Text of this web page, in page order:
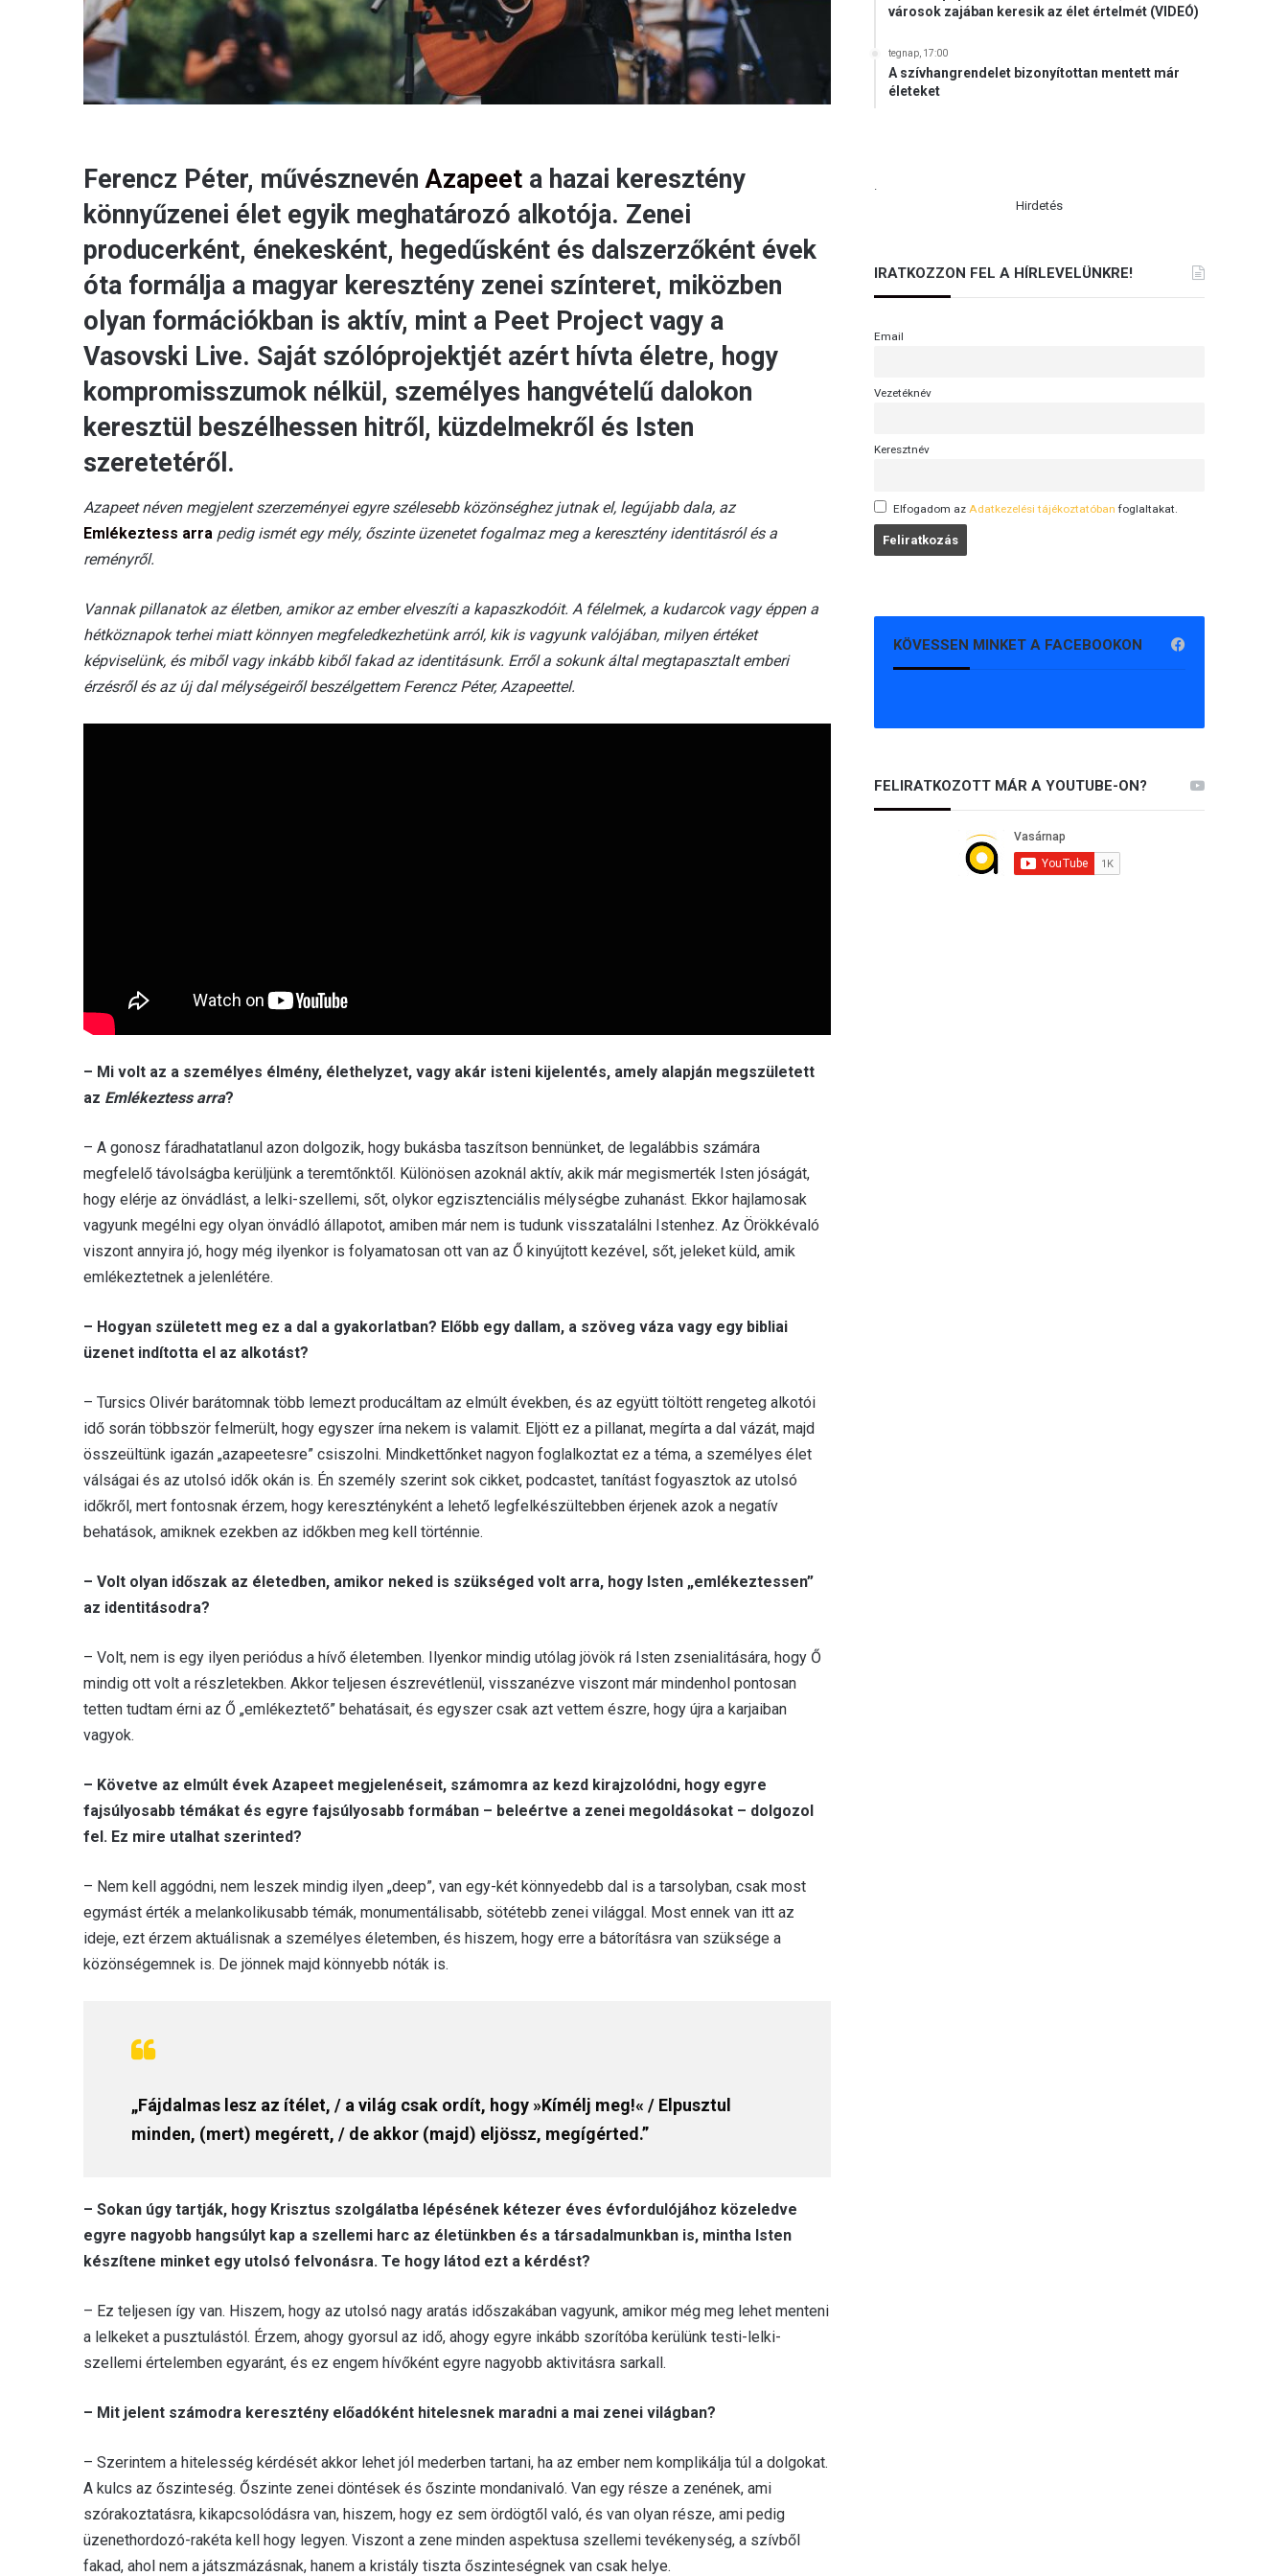
Ferencz Péter, művésznevénAzapeet a hazai keresztény
könnyűzenei élet egyik meghatározó alkotója. Zenei
producerként, énekesként, hegedűsként és dalszerzőként évek
óta formálja a magyar keresztény zenei színteret, miközben
olyan formációkban is aktív, mint a Peet Project vagy a
Vasovski Live. Saját szólóprojektjét azért hívta életre, hogy
kompromisszumok nélkül, személyes hangvételű dalokon
keresztül beszélhessen hitről, küzdelmekről és Isten
szeretetéről.
Azapeet néven megjelent szerzeményei egyre szélesebb közönséghez jutnak el, legújabb dala, az
Emlékeztess arra pedig ismét egy mély, őszinte üzenetet fogalmaz meg a keresztény identitásról és a
reményről.
Vannak pillanatok az életben, amikor az ember elveszíti a kapaszkodóit. A félelmek, a kudarcok vagy éppen a
hétköznapok terhei miatt könnyen megfeledkezhetünk arról, kik is vagyunk valójában, milyen értéket
képviselünk, és miből vagy inkább kiből fakad az identitásunk. Erről a sokunk által megtapasztalt emberi
érzésről és az új dal mélységeiről beszélgettem Ferencz Péter, Azapeettel.
– Mi volt az a személyes élmény, élethelyzet, vagy akár isteni kijelentés, amely alapján megszületett
az Emlékeztess arra?
– A gonosz fáradhatatlanul azon dolgozik, hogy bukásba taszítson bennünket, de legalábbis számára
megfelelő távolságba kerüljünk a teremtőnktől. Különösen azoknál aktív, akik már megismerték Isten jóságát,
hogy elérje az önvádlást, a lelki-szellemi, sőt, olykor egzisztenciális mélységbe zuhanást. Ekkor hajlamosak
vagyunk megélni egy olyan önvádló állapotot, amiben már nem is tudunk visszatalálni Istenhez. Az Örökkévaló
viszont annyira jó, hogy még ilyenkor is folyamatosan ott van az Ő kinyújtott kezével, sőt, jeleket küld, amik
emlékeztetnek a jelenlétére.
– Hogyan született meg ez a dal a gyakorlatban? Előbb egy dallam, a szöveg váza vagy egy bibliai
üzenet indította el az alkotást?
– Tursics Olivér barátomnak több lemezt producáltam az elmúlt években, és az együtt töltött rengeteg alkotói
idő során többször felmerült, hogy egyszer írna nekem is valamit. Eljött ez a pillanat, megírta a dal vázát, majd
összeültünk igazán „azapeetesre” csiszolni. Mindkettőnket nagyon foglalkoztat ez a téma, a személyes élet
válságai és az utolsó idők okán is. Én személy szerint sok cikket, podcastet, tanítást fogyasztok az utolsó
időkről, mert fontosnak érzem, hogy keresztényként a lehető legfelkészültebben érjenek azok a negatív
behatások, amiknek ezekben az időkben meg kell történnie.
– Volt olyan időszak az életedben, amikor neked is szükséged volt arra, hogy Isten „emlékeztessen”
az identitásodra?
– Volt, nem is egy ilyen periódus a hívő életemben. Ilyenkor mindig utólag jövök rá Isten zsenialitására, hogy Ő
mindig ott volt a részletekben. Akkor teljesen észrevétlenül, visszanézve viszont már mindenhol pontosan
tetten tudtam érni az Ő „emlékeztető” behatásait, és egyszer csak azt vettem észre, hogy újra a karjaiban
vagyok.
– Követve az elmúlt évek Azapeet megjelenéseit, számomra az kezd kirajzolódni, hogy egyre
fajsúlyosabb témákat és egyre fajsúlyosabb formában – beleértve a zenei megoldásokat – dolgozol
fel. Ez mire utalhat szerinted?
– Nem kell aggódni, nem leszek mindig ilyen „deep”, van egy-két könnyedebb dal is a tarsolyban, csak most
egymást érték a melankolikusabb témák, monumentálisabb, sötétebb zenei világgal. Most ennek van itt az
ideje, ezt érzem aktuálisnak a személyes életemben, és hiszem, hogy erre a bátorításra van szüksége a
közönségemnek is. De jönnek majd könnyebb nóták is.
„Fájdalmas lesz az ítélet, / a világ csak ordít, hogy »Kímélj meg!« / Elpusztul
minden, (mert) megérett, / de akkor (majd) eljössz, megígérted.”
– Sokan úgy tartják, hogy Krisztus szolgálatba lépésének kétezer éves évfordulójához közeledve
egyre nagyobb hangsúlyt kap a szellemi harc az életünkben és a társadalmunkban is, mintha Isten
készítene minket egy utolsó felvonásra. Te hogy látod ezt a kérdést?
– Ez teljesen így van. Hiszem, hogy az utolsó nagy aratás időszakában vagyunk, amikor még meg lehet menteni
a lelkeket a pusztulástól. Érzem, ahogy gyorsul az idő, ahogy egyre inkább szorítóba kerülünk testi-lelki-
szellemi értelemben egyaránt, és ez engem hívőként egyre nagyobb aktivitásra sarkall.
– Mit jelent számodra keresztény előadóként hitelesnek maradni a mai zenei világban?
– Szerintem a hitelesség kérdését akkor lehet jól mederben tartani, ha az ember nem komplikálja túl a dolgokat.
A kulcs az őszinteség. Őszinte zenei döntések és őszinte mondanivaló. Van egy része a zenének, ami
szórakoztatásra, kikapcsolódásra van, hiszem, hogy ez sem ördögtől való, és van olyan része, ami pedig
üzenethordozó-rakéta kell hogy legyen. Viszont a zene minden aspektusa szellemi tevékenység, a szívből
fakad, ahol nem a játszmázásnak, hanem a kristály tiszta őszinteségnek van csak helye.
városok zajában keresik az élet értelmét (VIDEÓ)
tegnap, 17:00
A szívhangrendelet bizonyítottan mentett már
életeket
.
Hirdetés
IRATKOZZON FEL A HÍRLEVELÜNKRE!
Email
Vezetéknév
Keresztnév
Elfogadom az Adatkezelési tájékoztatóban foglaltakat.
KÖVESSEN MINKET A FACEBOOKON
FELIRATKOZOTT MÁR A YOUTUBE-ON?